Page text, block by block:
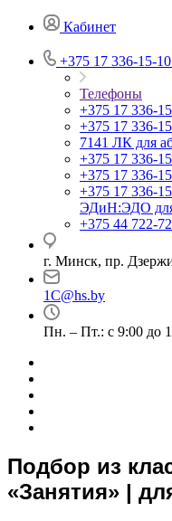
Кабинет
+375 17 336-15-10
Телефоны
+375 17 336-
+375 17 336-
7141 ЛК для
+375 17 336-
+375 17 336-
+375 17 336-
ЭДиН:ЭДО
+375 44 722-
г. Минск, пр.
1C@hs.by
Пн. – Пт.: с 9:00 до
Подбор из
«Занятия» |